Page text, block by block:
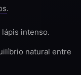
.
intenso.
natural entre